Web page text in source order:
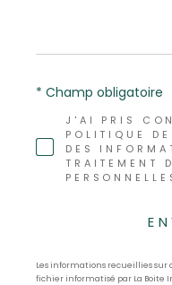
J'AI PRIS
POLITIQUE
DES
TRAITEMENT
* Champ obligatoire
Les informations recueillies
fichier informatisé par La Boite